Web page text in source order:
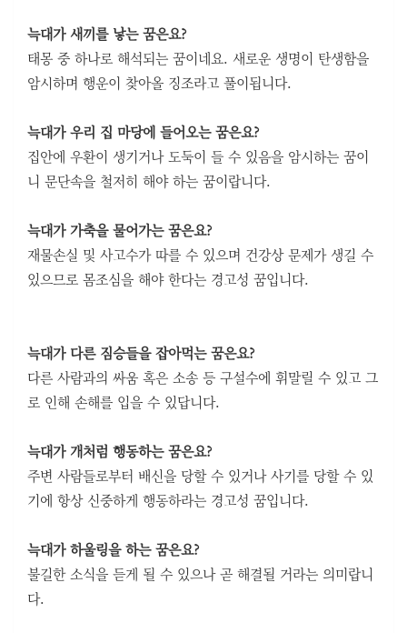
늑대가 새끼를 낳는 꿈은요?
태몽 중 하나로 해석되는 꿈이네요. 새로운 생명이 탄생함을
암시하며 행운이 찾아올 징조라고 풀이됩니다.
늑대가 우리 집 마당에 들어오는 꿈은요?
집안에 우환이 생기거나 도둑이 들 수 있음을 암시하는 꿈이
니 문단속을 철저히 해야 하는 꿈이랍니다.
늑대가 가축을 물어가는 꿈은요?
재물손실 및 사고수가 따를 수 있으며 건강상 문제가 생길 수
있으므로 몸조심을 해야 한다는 경고성 꿈입니다.
늑대가 다른 짐승들을 잡아먹는 꿈은요?
다른 사람과의 싸움 혹은 소송 등 구설수에 휘말릴 수 있고 그
로 인해 손해를 입을 수 있답니다.
늑대가 개처럼 행동하는 꿈은요?
주변 사람들로부터 배신을 당할 수 있거나 사기를 당할 수 있
기에 항상 신중하게 행동하라는 경고성 꿈입니다.
늑대가 하울링을 하는 꿈은요?
불길한 소식을 듣게 될 수 있으나 곧 해결될 거라는 의미랍니
다.